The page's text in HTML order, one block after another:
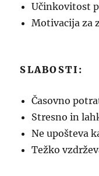
Učinkovitost
Motivacija za
SLABOSTI:
Časovno
Stresno in
Ne upošteva
Težko